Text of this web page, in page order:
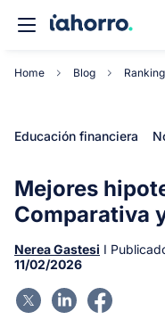
Home Blog
Educación financiera
Mejores
Comparativa
Nerea Gastesi I
11/02/2026